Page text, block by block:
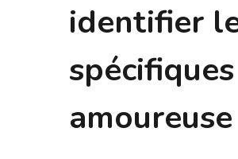
identifier
amoureuse